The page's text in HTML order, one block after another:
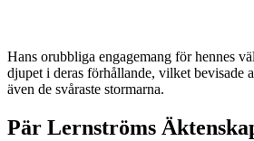
Hans orubbliga engagemang för hennes
djupet i deras förhållande, vilket bevisade
även de svåraste stormarna.
Pär Lernströms